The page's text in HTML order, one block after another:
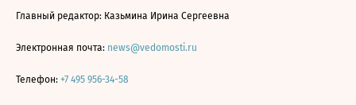
Главный редактор: Казьмина Ирина Сергеевна
Электронная почта: news@vedomosti.ru
Телефон: +7 495 956-34-58